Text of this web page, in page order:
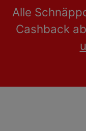
Alle
Cashback